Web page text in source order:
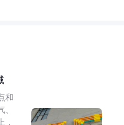
和
，